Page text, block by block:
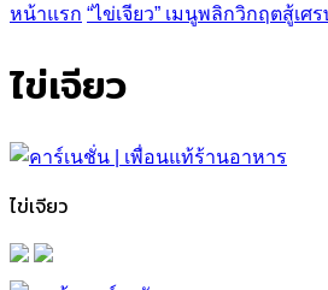
หน้าแรก “ไข่เจียว” เมนูพลิกวิกฤตสู้เศ
ไข่เจียว
ไข่เจียว